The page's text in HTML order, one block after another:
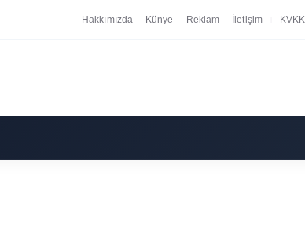
Hakkımızda Künye Reklam İletişim KVKK